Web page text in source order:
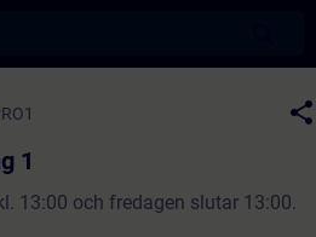
訓 - 專業發展 | SITRAIN
share
1
13:00 och fredagen slutar 13:00.